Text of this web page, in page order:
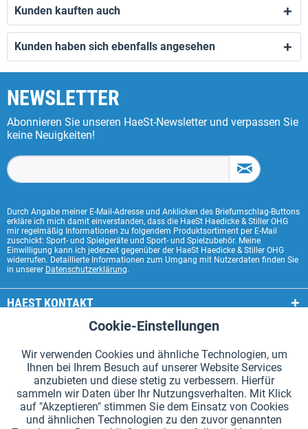
Kunden kauften auch
Kunden haben sich ebenfalls angesehen
NEWSLETTER
Abonnieren Sie unseren HaeSt-Newsletter und verpassen Sie
keine Neuigkeiten!
Durch Angabe meiner E-Mail-Adresse und Anklicken des Briefumschlag-Buttons
erkläre ich mich damit einverstanden, dass die HaeSt Haedicke & Stiller OHG
mir regelmäßig Informationen zu folgendem Produktsortiment per E-Mail
zuschickt: Sport- und Spielgeräte und Sport- und Spielzubehör. Meine
Einwilligung kann ich jederzeit gegenüber der HaeSt Haedicke & Stiller OHG
widerrufen. Detaillierte Informationen zum Umgang mit Nutzerdaten finden Sie
in unserer Datenschutzerklärung.
HAEST KONTAKT
HAEST SHOP SERVICE
ALLGEMEINE INFORMATIONEN
ZAHLUNGSARTEN
Aktiv
Tracking Aktiv
Cookie-Einstellungen
Wir verwenden Cookies und ähnliche Technologien, um
Ihnen bei Ihrem Besuch auf unserer Website Services
anzubieten und diese stetig zu verbessern. Hierfür
sammeln wir Daten über Ihr Nutzungsverhalten. Mit Klick
auf "Akzeptieren" stimmen Sie dem Einsatz von Cookies
und ähnlichen Technologien zu den zuvor genannten